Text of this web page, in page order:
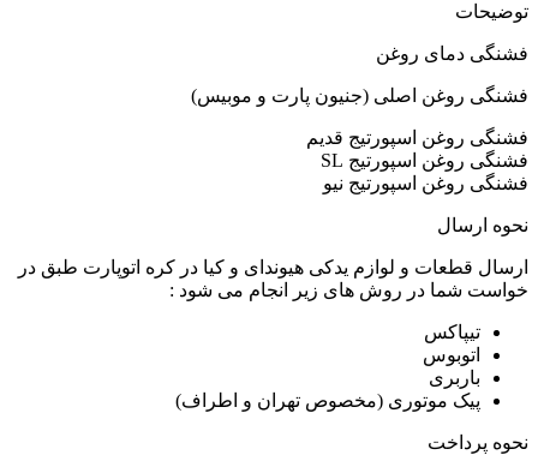
توضیحات
فشنگی دمای روغن
فشنگی روغن اصلی (جنیون پارت و موبیس)
فشنگی روغن اسپورتیج قدیم
فشنگی روغن اسپورتیج SL
فشنگی روغن اسپورتیج نیو
نحوه ارسال
ارسال قطعات و لوازم یدکی هیوندای و کیا در کره اتوپارت طبق در
خواست شما در روش های زیر انجام می شود :
تیپاکس
اتوبوس
باربری
پیک موتوری (مخصوص تهران و اطراف)
نحوه پرداخت